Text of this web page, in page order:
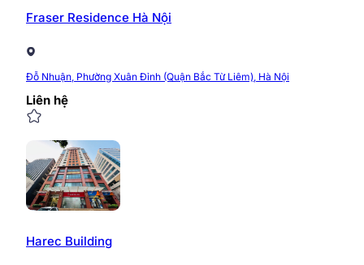
Fraser Residence Hà Nội
Đỗ Nhuận, Phường Xuân Đỉnh (Quận Bắc Từ Liêm), Hà Nội
Liên hệ
Harec Building